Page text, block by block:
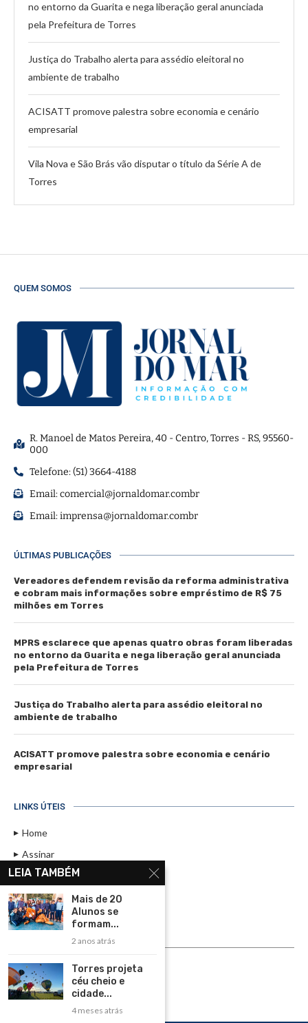
no entorno da Guarita e nega liberação geral anunciada
pela Prefeitura de Torres
Justiça do Trabalho alerta para assédio eleitoral no
ambiente de trabalho
ACISATT promove palestra sobre economia e cenário
empresarial
Vila Nova e São Brás vão disputar o título da Série A de
Torres
QUEM SOMOS
R. Manoel de Matos Pereira, 40 - Centro, Torres - RS, 95560-
000
Telefone: (51) 3664-4188
Email:comercial@jornaldomar.combr
Email:imprensa@jornaldomar.combr
ÚLTIMAS PUBLICAÇÕES
Vereadores defendem revisão da reforma administrativa
e cobram mais informações sobre empréstimo de R$ 75
milhões em Torres
MPRS esclarece que apenas quatro obras foram liberadas
no entorno da Guarita e nega liberação geral anunciada
pela Prefeitura de Torres
Justiça do Trabalho alerta para assédio eleitoral no
ambiente de trabalho
ACISATT promove palestra sobre economia e cenário
empresarial
LINKS ÚTEIS
Home
Assinar
Contato
Política de Privacidade
Rádio Maristela - Ao Vivo
ASSINE
LEIA TAMBÉM
Mais de 20
Alunos se
formam...
2 anos atrás
Torres projeta
céu cheio e
cidade...
4 meses atrás